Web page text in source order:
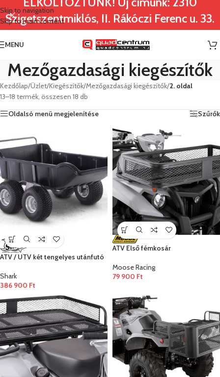
Skip to navigation
Skip to main content
Szigetszentmiklós, II. Rákóczi Ferenc u. 33.
MENU
Mezőgazdasági kiegészítők
Kezdőlap/Üzlet/Kiegészítők/Mezőgazdasági kiegészítők/2. oldal
13–18 termék, összesen 18 db
Oldalsó menü megjelenítése
Szűrők
ATV / UTV két tengelyes utánfutó
Shark
386 900 Ft
ATV Első fémkosár
Moose Racing
79 900 Ft